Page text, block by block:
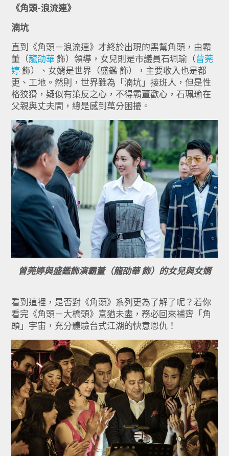
《角頭-浪流連》
湳坑
直到《角頭－浪流連》才終於出現的黑幫角頭，由霸
董（龍劭華 飾）領導，女兒則是市議員石珮瑜（曾莞
婷 飾）、女婿是世界（盛鑑 飾），主要收入也是都
更、工地。然則，世界雖為「湳坑」接班人，但是性
格狡猾，疑似有策反之心，不得霸董歡心，石珮瑜在
父親與丈夫間，總是感到萬分困擾。
曾莞婷與盛鑑飾演霸董（龍劭華 飾）的女兒與女婿
看到這裡，是否對《角頭》系列更為了解了呢？若你
看完《角頭－大橋頭》意猶未盡，務必回來補齊「角
頭」宇宙，充分體驗台式江湖的快意恩仇！